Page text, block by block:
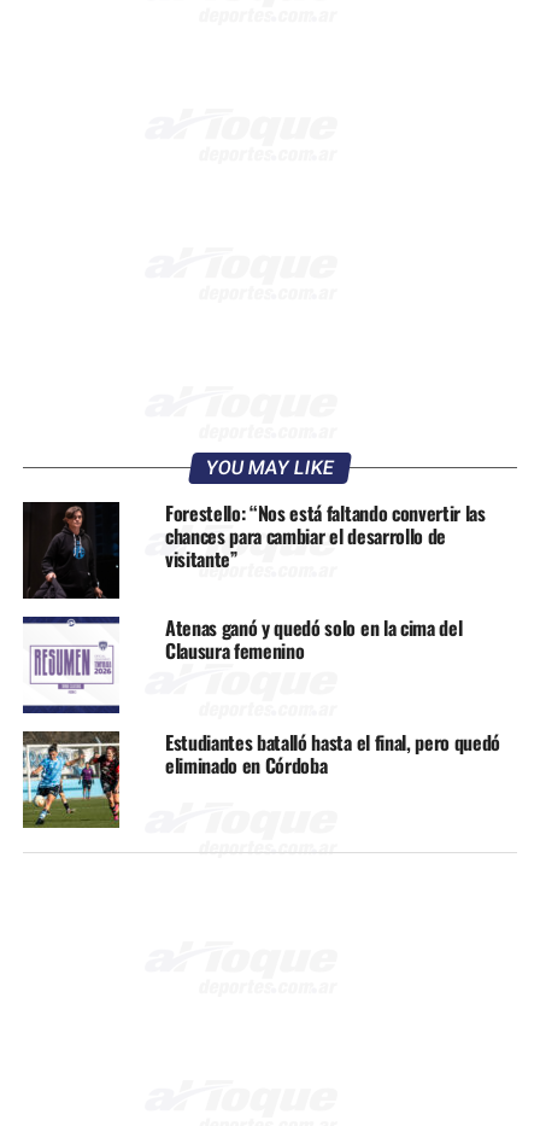
YOU MAY LIKE
Forestello: “Nos está faltando convertir las
chances para cambiar el desarrollo de
visitante”
Atenas ganó y quedó solo en la cima del
Clausura femenino
Estudiantes batalló hasta el final, pero quedó
eliminado en Córdoba